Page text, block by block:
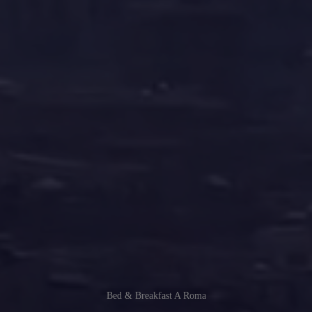
Bed & Breakfast A Roma